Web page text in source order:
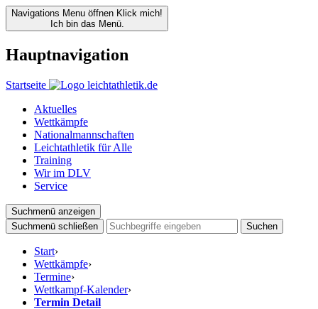
Navigations Menu öffnen Klick mich!
Ich bin das Menü.
Hauptnavigation
Startseite
Aktuelles
Wettkämpfe
Nationalmannschaften
Leichtathletik für Alle
Training
Wir im DLV
Service
Suchmenü anzeigen
Suchmenü schließen
Suchen
Start›
Wettkämpfe›
Termine›
Wettkampf-Kalender›
Termin Detail